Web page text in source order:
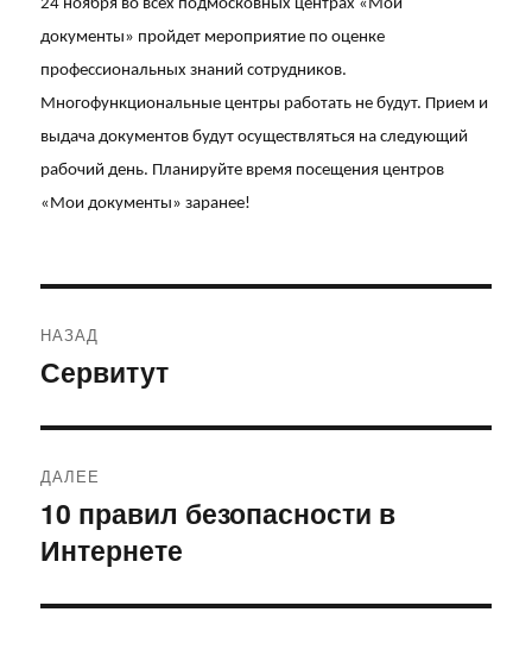
24 ноября во всех подмосковных центрах «Мои
документы» пройдет мероприятие по оценке
профессиональных знаний сотрудников.
Многофункциональные центры работать не будут. Прием и
выдача документов будут осуществляться на следующий
рабочий день. Планируйте время посещения центров
«Мои документы» заранее!
по
НАЗАД
Предыдущая
Сервитут
ДАЛЕЕ
Следующая
запись:
10 правил безопасности в
Интернете